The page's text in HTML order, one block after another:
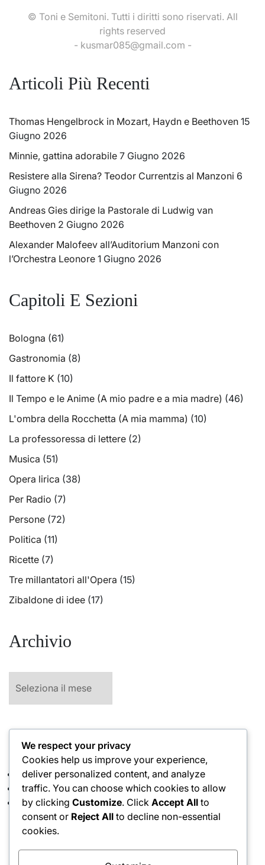
© Toni e Semitoni. Tutti i diritti sono riservati. All
rights reserved
- kusmar085@gmail.com -
Articoli Più Recenti
Thomas Hengelbrock in Mozart, Haydn e Beethoven 15
Giugno 2026
Minnie, gattina adorabile 7 Giugno 2026
Resistere alla Sirena? Teodor Currentzis al Manzoni 6
Giugno 2026
Andreas Gies dirige la Pastorale di Ludwig van
Beethoven 2 Giugno 2026
Alexander Malofeev all’Auditorium Manzoni con
l’Orchestra Leonore 1 Giugno 2026
Capitoli E Sezioni
Bologna (61)
Gastronomia (8)
Il fattore K (10)
Il Tempo e le Anime (A mio padre e a mia madre) (46)
L'ombra della Rocchetta (A mia mamma) (10)
La professoressa di lettere (2)
Musica (51)
Opera lirica (38)
Per Radio (7)
Persone (72)
Politica (11)
Ricette (7)
Tre millantatori all'Opera (15)
Zibaldone di idee (17)
Archivio
A Proposito Di:
Cookies
Disclaimer
Privacy Policy
Home-Il Tempo e le Anime (A mio padre e a mia
madre)-Il Tempo e le Anime (A mio padre e a mia
madre) – (Parte trentatreesima)
We respect your privacy
Cookies help us improve your experience,
deliver personalized content, and analyze
traffic. You can choose which cookies to allow
by clicking Customize. Click Accept All to
consent or Reject All to decline non-essential
cookies.